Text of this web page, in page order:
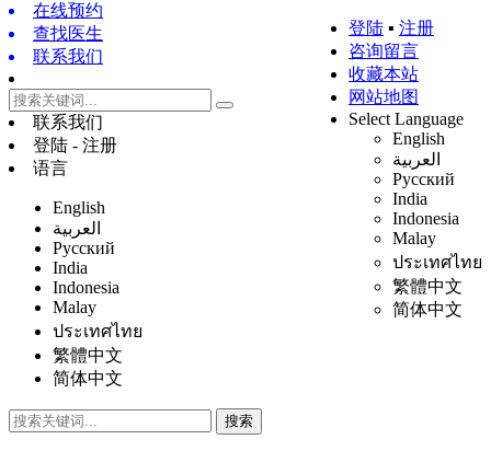
登陆 ▪ 注册
咨询留言
收藏本站
网站地图
Select Language
English
العربية
Русский
India
Indonesia
Malay
ประเทศไทย
繁體中文
简体中文
在线预约
查找医生
联系我们
联系我们
登陆 - 注册
语言
English
العربية
Русский
India
Indonesia
Malay
ประเทศไทย
繁體中文
简体中文